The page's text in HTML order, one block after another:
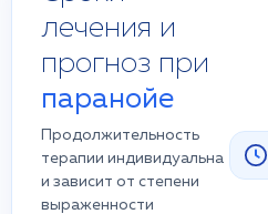
лечения и
прогноз при
паранойе
Продолжительность
терапии индивидуальна
и зависит от степени
выраженности